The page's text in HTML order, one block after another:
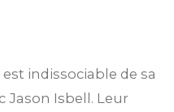
indissociable de sa
Jason Isbell. Leur